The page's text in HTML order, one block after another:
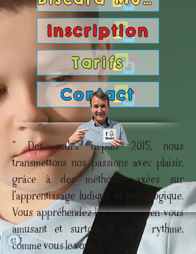
Inscription
Tarifs
Contact
" Des cours depuis 2015, nous
transmettons nos passions avec plaisir,
grâce à des méthodes axées sur
l'apprentissage ludique et pédagogique.
Vous appréhendez les contenus en vous
amusant et surtout à votre rythme,
comme vous le voulez."